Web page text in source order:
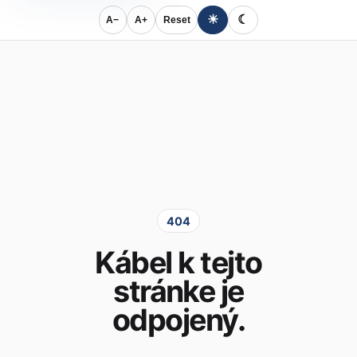
A− A+ Reset ☀ ☾
404
Kábel k tejto
stránke je
odpojený.